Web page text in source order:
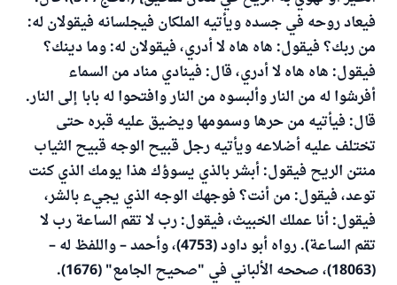
فيعاد روحه في جسده ويأتيه الملكان فيجلسانه فيقولان له:
من ربك؟ فيقول: هاه هاه لا أدري، فيقولان له: وما دينك؟
فيقول: هاه هاه لا أدري، قال: فينادي مناد من السماء
أفرشوا له من النار وألبسوه من النار وافتحوا له بابا إلى النار.
قال: فيأتيه من حرها وسمومها ويضيق عليه قبره حتى
تختلف عليه أضلاعه ويأتيه رجل قبيح الوجه قبيح الثياب
منتن الريح فيقول: أبشر بالذي يسوؤك هذا يومك الذي كنت
توعد، فيقول: من أنت؟ فوجهك الوجه الذي يجيء بالشر،
فيقول: أنا عملك الخبيث، فيقول: رب لا تقم الساعة رب لا
تقم الساعة). رواه أبو داود (4753)، وأحمد – واللفظ له –
(18063)، صححه الألباني في "صحيح الجامع" (1676).